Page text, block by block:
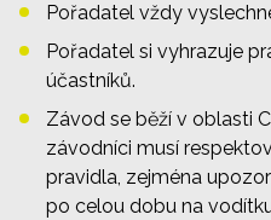
Pořadatel vždy
Pořadatel si vyhrazuje
účastníků.
Závod se běží v oblasti
závodníci musí
pravidla, zejména
po celou dobu na